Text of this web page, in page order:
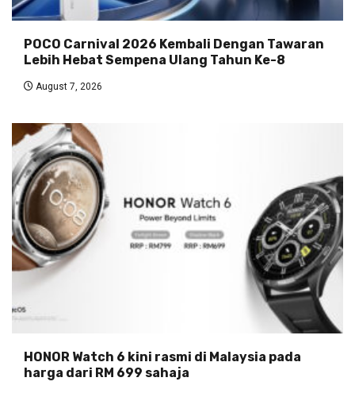
POCO Carnival 2026 Kembali Dengan Tawaran
Lebih Hebat Sempena Ulang Tahun Ke-8
August 7, 2026
HONOR Watch 6 kini rasmi di Malaysia pada
harga dari RM 699 sahaja